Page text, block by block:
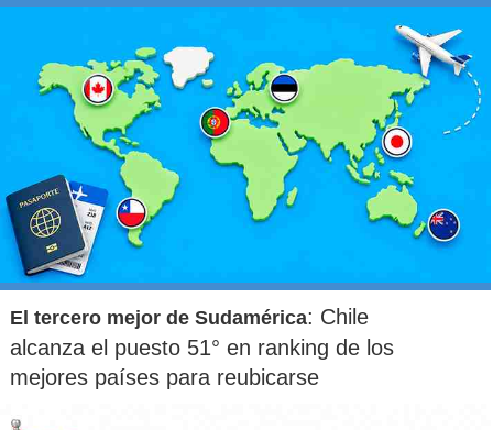
El tercero mejor de Sudamérica: Chile
alcanza el puesto 51° en ranking de los
mejores países para reubicarse